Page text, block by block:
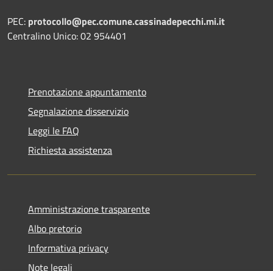
PEC: protocollo@pec.comune.cassinadepecchi.mi.it
Centralino Unico: 02 954401
Prenotazione appuntamento
Segnalazione disservizio
Leggi le FAQ
Richiesta assistenza
Amministrazione trasparente
Albo pretorio
Informativa privacy
Note legali